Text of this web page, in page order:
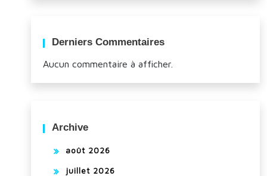
Derniers Commentaires
Aucun commentaire à afficher.
Archive
août 2026
juillet 2026